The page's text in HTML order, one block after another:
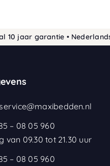
garantie • Nederlands
– 08 05 960
van 09.30 tot 21.30 uur
– 08 05 960